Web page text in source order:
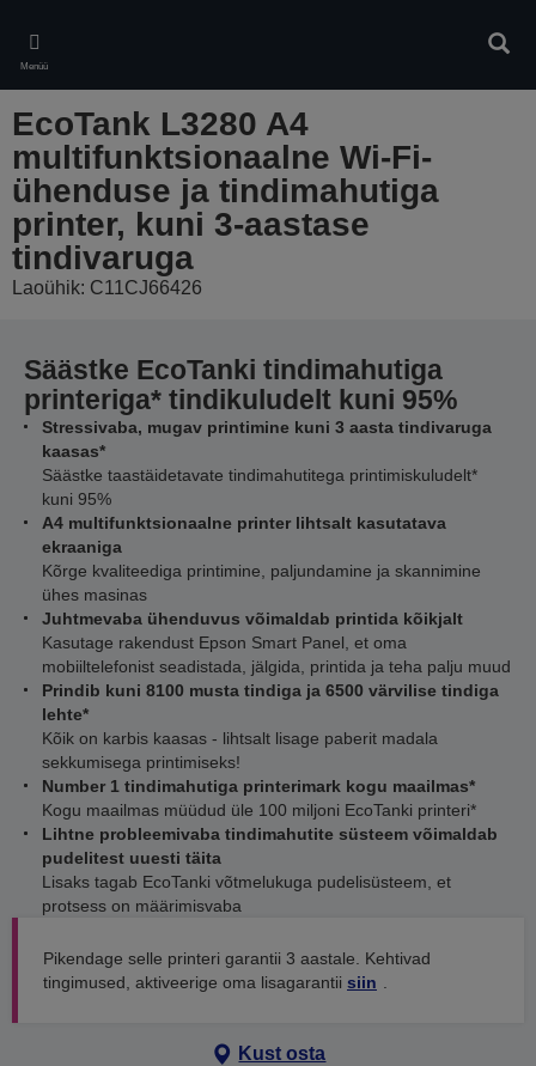
main
content
Menüü
EcoTank L3280 A4
multifunktsionaalne Wi-Fi-
ühenduse ja tindimahutiga
printer, kuni 3-aastase
tindivaruga
Laoühik: C11CJ66426
Säästke EcoTanki tindimahutiga
printeriga* tindikuludelt kuni 95%
Stressivaba, mugav printimine kuni 3 aasta tindivaruga
kaasas*
Säästke taastäidetavate tindimahutitega printimiskuludelt*
kuni 95%
A4 multifunktsionaalne printer lihtsalt kasutatava
ekraaniga
Kõrge kvaliteediga printimine, paljundamine ja skannimine
ühes masinas
Juhtmevaba ühenduvus võimaldab printida kõikjalt
Kasutage rakendust Epson Smart Panel, et oma
mobiiltelefonist seadistada, jälgida, printida ja teha palju muud
Prindib kuni 8100 musta tindiga ja 6500 värvilise tindiga
lehte*
Kõik on karbis kaasas - lihtsalt lisage paberit madala
sekkumisega printimiseks!
Number 1 tindimahutiga printerimark kogu maailmas*
Kogu maailmas müüdud üle 100 miljoni EcoTanki printeri*
Lihtne probleemivaba tindimahutite süsteem võimaldab
pudelitest uuesti täita
Lisaks tagab EcoTanki võtmelukuga pudelisüsteem, et
protsess on määrimisvaba
Pikendage selle printeri garantii 3 aastale. Kehtivad
tingimused, aktiveerige oma lisagarantii siin
Kust osta